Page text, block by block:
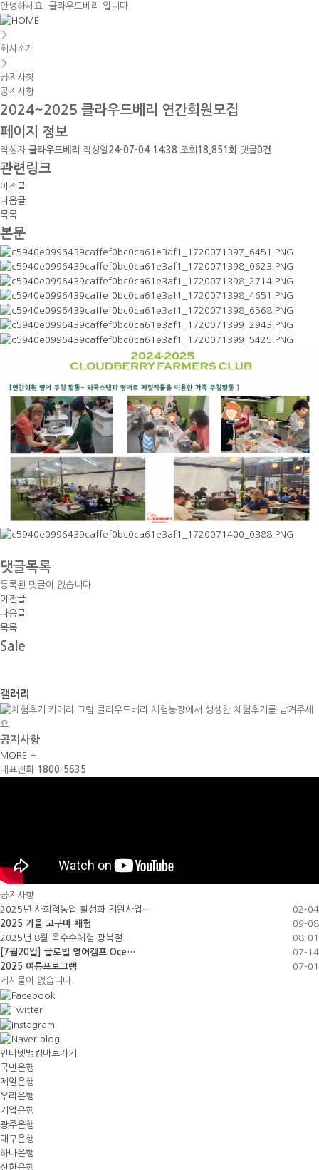
안녕하세요. 클라우드베리 입니다.
＞
회사소개
＞
공지사항
공지사항
2024~2025 클라우드베리 연간회원모집
페이지 정보
작성자 클라우드베리 작성일 24-07-04 14:38 조회 18,851회 댓글0건
관련링크
이전글
다음글
목록
본문
댓글목록
등록된 댓글이 없습니다.
이전글
다음글
목록
Sale
갤러리
클라우드베리 체험농장에서 생생한 체험후기를 남겨주세
요
공지사항
MORE +
대표전화 1800-5635
공지사항
2025년 사회적농업 활성화 지원사업…
02-04
2025 가을 고구마 체험
09-08
2025년 8월 옥수수체험 광복절…
08-01
[7월20일] 글로벌 영어캠프 Oce…
07-14
2025 여름프로그램
07-01
게시물이 없습니다.
인터넷뱅킹바로가기
국민은행
제일은행
우리은행
기업은행
광주은행
대구은행
하나은행
신한은행